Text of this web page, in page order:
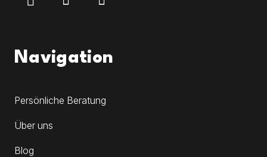
Navigation
Persönliche Beratung
Über uns
Blog